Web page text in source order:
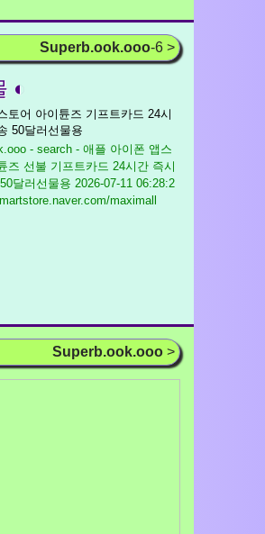
Superb.ook.ooo-6 >
◐
토어 아이튠즈 기프트카드 24시
50달러선물용
- search - 애플 아이폰 앱스
즈 선불 기프트카드 24시간 즉시
달러선물용 2026-07-11 06:28:2
maximall
Superb.ook.ooo >